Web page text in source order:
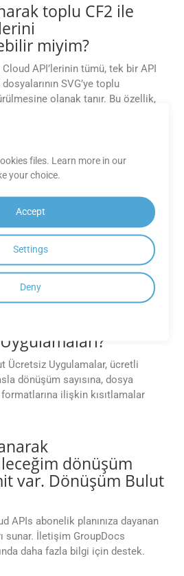
toplu CF2 ile
miyim?
API’lerinin tümü, tek bir API
SVG’ye toplu
olanak tanır. Bu özellik,
ile ilgili teknik
sağlamaktadır.
Ücretsiz
ilgili herhangi bir sorunu çözmeye
Apps kullanıcıları için teknik
Bulut Platformu.
özellikler için
Ücretsiz Uygulamalar, ücretli
dönüşüm sayısına, dosya
formatlarına ilişkin kısıtlamalar
dönüşüm
var. Dönüşüm Bulut
APIs abonelik planınıza dayanan
sunar. İletişim GroupDocs
daha fazla bilgi için destek.
files. Learn more in our
your choice.
Accept
Settings
Deny